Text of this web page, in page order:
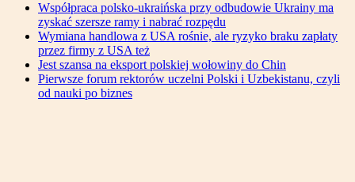
Współpraca polsko-ukraińska przy odbudowie Ukrainy ma
zyskać szersze ramy i nabrać rozpędu
Wymiana handlowa z USA rośnie, ale ryzyko braku zapłaty
przez firmy z USA też
Jest szansa na eksport polskiej wołowiny do Chin
Pierwsze forum rektorów uczelni Polski i Uzbekistanu, czyli
od nauki po biznes